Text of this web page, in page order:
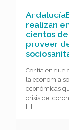
realizan
cientos
proveer
Confía en que
la economía
económicas
crisis del
[…]